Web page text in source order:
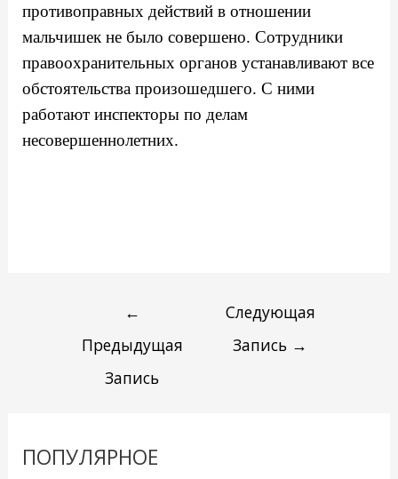
противоправных действий в отношении
мальчишек не было совершено. Сотрудники
правоохранительных органов устанавливают все
обстоятельства произошедшего. С ними
работают инспекторы по делам
несовершеннолетних.
←
Предыдущая
Запись
Следующая
Запись →
ПОПУЛЯРНОЕ